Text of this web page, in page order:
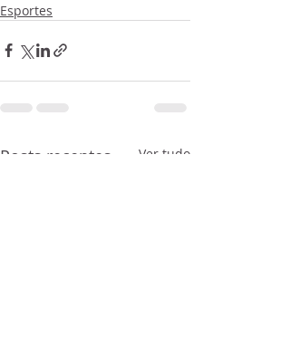
Esportes
Posts recentes Ver tudo